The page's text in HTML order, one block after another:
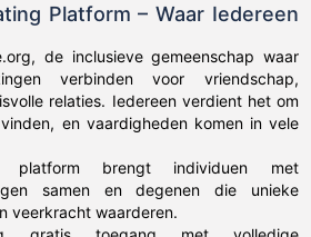
Platform – Waar Iedereen
de inclusieve gemeenschap waar
verbinden voor vriendschap,
relaties. Iedereen verdient het om
en vaardigheden komen in vele
platform brengt individuen met
samen en degenen die unieke
veerkracht waarderen.